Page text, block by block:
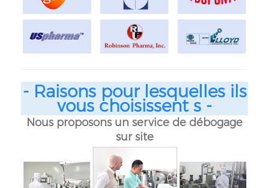
- Raisons pour lesquelles ils
vous choisissent s -
Nous proposons un service de débogage
sur site